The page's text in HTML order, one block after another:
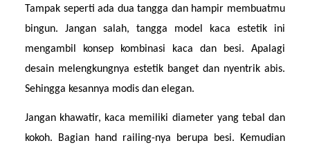
Tampak seperti ada dua tangga dan hampir membuatmu
bingun. Jangan salah, tangga model kaca estetik ini
mengambil konsep kombinasi kaca dan besi. Apalagi
desain melengkungnya estetik banget dan nyentrik abis.
Sehingga kesannya modis dan elegan.
Jangan khawatir, kaca memiliki diameter yang tebal dan
kokoh. Bagian hand railing-nya berupa besi. Kemudian